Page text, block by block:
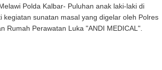
Polda Kalbar- Puluhan anak laki-laki di
kegiatan sunatan masal yang digelar oleh Polres
Rumah Perawatan Luka "ANDI MEDICAL".